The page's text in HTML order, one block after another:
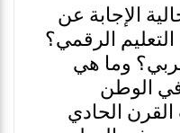
الإجابة عن
التعليم الرقمي؟
وما هي
في الوطن
الحادي